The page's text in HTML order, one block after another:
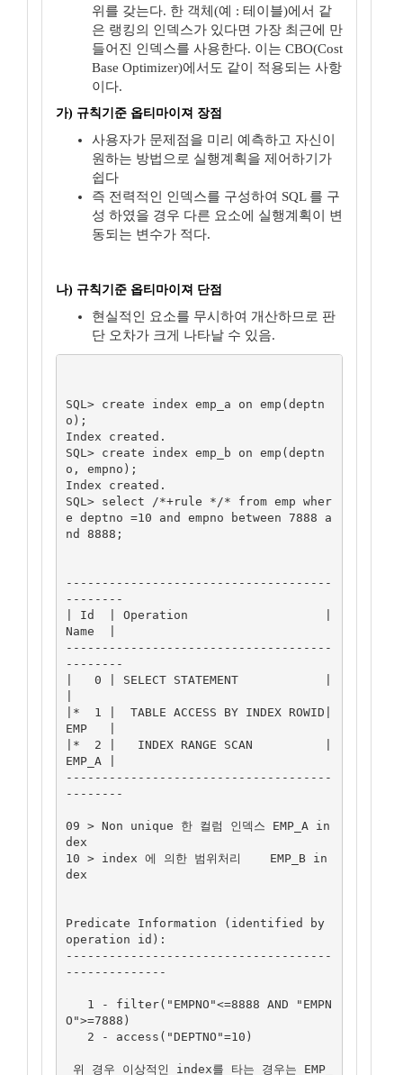
위를 갖는다. 한 객체(예 : 테이블)에서 같
은 랭킹의 인덱스가 있다면 가장 최근에 만
들어진 인덱스를 사용한다. 이는 CBO(Cost
Base Optimizer)에서도 같이 적용되는 사항
이다.
가) 규칙기준 옵티마이져 장점
사용자가 문제점을 미리 예측하고 자신이
원하는 방법으로 실행계획을 제어하기가
쉽다
즉 전력적인 인덱스를 구성하여 SQL 를 구
성 하였을 경우 다른 요소에 실행계획이 변
동되는 변수가 적다.
나) 규칙기준 옵티마이져 단점
현실적인 요소를 무시하여 개산하므로 판
단 오차가 크게 나타날 수 있음.
SQL> create index emp_a on emp(deptn
o);
Index created.
SQL> create index emp_b on emp(deptn
o, empno);
Index created.
SQL> select /*+rule */* from emp wher
e deptno =10 and empno between 7888 a
nd 8888;
-------------------------------------
--------
| Id  | Operation                   |
Name  |
-------------------------------------
--------
|   0 | SELECT STATEMENT            |
|*  1 |  TABLE ACCESS BY INDEX ROWID|
EMP   |
|*  2 |   INDEX RANGE SCAN          |
EMP_A |
-------------------------------------
--------
09 > Non unique 한 컬럼 인덱스 EMP_A in
dex
10 > index 에 의한 범위처리    EMP_B in
dex
Predicate Information (identified by
operation id):
-------------------------------------
--------------
O">=7888)